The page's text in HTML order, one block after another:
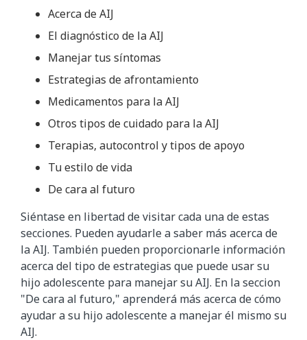
Acerca de AIJ
El diagnóstico de la AIJ
Manejar tus síntomas
Estrategias de afrontamiento
Medicamentos para la AIJ
Otros tipos de cuidado para la AIJ
Terapias, autocontrol y tipos de apoyo
Tu estilo de vida
De cara al futuro
Siéntase en libertad de visitar cada una de estas
secciones. Pueden ayudarle a saber más acerca de
la AIJ. También pueden proporcionarle información
acerca del tipo de estrategias que puede usar su
hijo adolescente para manejar su AIJ. En la seccion
"De cara al futuro," aprenderá más acerca de cómo
ayudar a su hijo adolescente a manejar él mismo su
AIJ.